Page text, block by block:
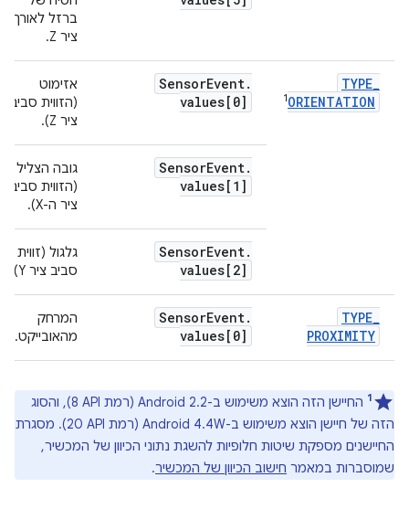
ברזל לאורך
ציר Z.
TYPE_
ORIENTATION
1
SensorEvent.
values[0]
אזימוט
(הזווית סביב
ציר Z).
SensorEvent.
values[1]
גובה הצליל
(הזווית סביב
ציר ה-X).
SensorEvent.
values[2]
גלגול (זווית
סביב ציר Y).
TYPE_
PROXIMITY
SensorEvent.
values[0]
המרחק
מהאובייקט.
1
החיישן הזה הוצא משימוש ב-Android 2.2 (רמת API‏ 8), והסוג
הזה של חיישן הוצא משימוש ב-Android 4.4W (רמת API‏ 20). מסגרת
החיישנים מספקת שיטות חלופיות להשגת נתוני הכיוון של המכשיר,
שמוסברות במאמר חישוב הכיוון של המכשיר.